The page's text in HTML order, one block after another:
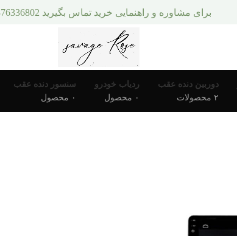
دوربین دنده عقب
۲ محصولات
ردیاب خودرو
۰ محصول
سنسور دنده عقب
۰ محصول
برای مشاوره و راهنمایی خرید تماس بگیرید 09376336802